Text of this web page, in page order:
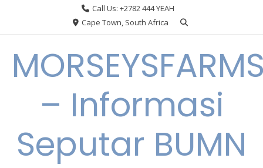
Call Us: +2782 444 YEAH
Cape Town, South Africa
– Informasi
Seputar BUMN